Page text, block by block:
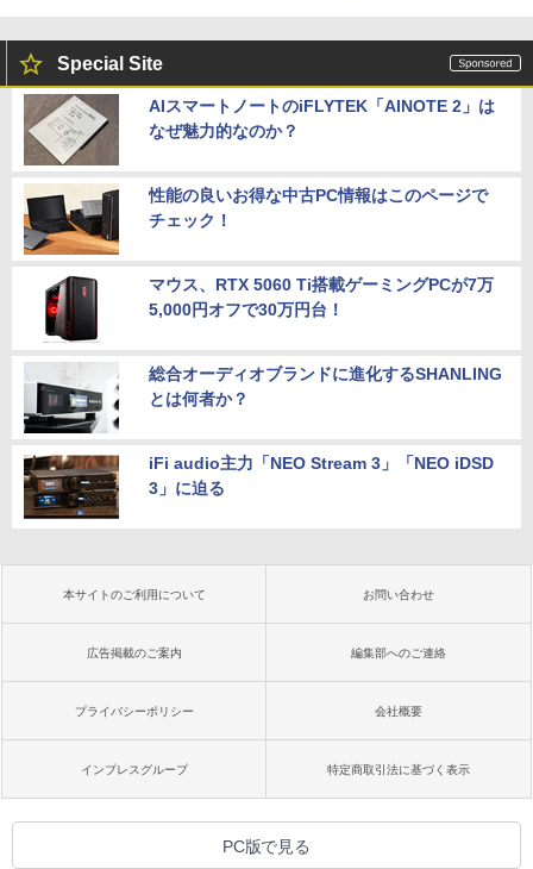
Special Site
AIスマートノートのiFLYTEK「AINOTE 2」は
なぜ魅力的なのか？
性能の良いお得な中古PC情報はこのページで
チェック！
マウス、RTX 5060 Ti搭載ゲーミングPCが7万
5,000円オフで30万円台！
総合オーディオブランドに進化するSHANLING
とは何者か？
iFi audio主力「NEO Stream 3」「NEO iDSD
3」に迫る
本サイトのご利用について お問い合わせ
広告掲載のご案内 編集部へのご連絡
プライバシーポリシー 会社概要
インプレスグループ 特定商取引法に基づく表示
PC版で見る